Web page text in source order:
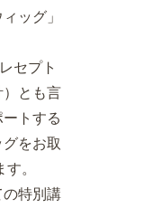
ッグ」
セプト
）とも言
トする
をお取
。
の特別講